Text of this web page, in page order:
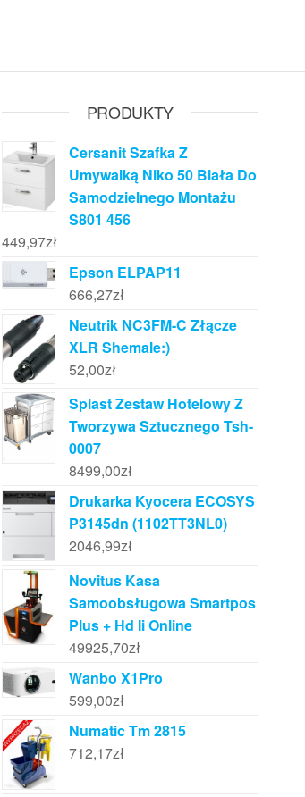
PRODUKTY
Cersanit Szafka Z
Umywalką Niko 50 Biała Do
Samodzielnego Montażu
S801 456
449,97zł
Epson ELPAP11
666,27zł
Neutrik NC3FM-C Złącze
XLR Shemale:)
52,00zł
Splast Zestaw Hotelowy Z
Tworzywa Sztucznego Tsh-
0007
8499,00zł
Drukarka Kyocera ECOSYS
P3145dn (1102TT3NL0)
2046,99zł
Novitus Kasa
Samoobsługowa Smartpos
Plus + Hd Ii Online
49925,70zł
Wanbo X1Pro
599,00zł
Numatic Tm 2815
712,17zł